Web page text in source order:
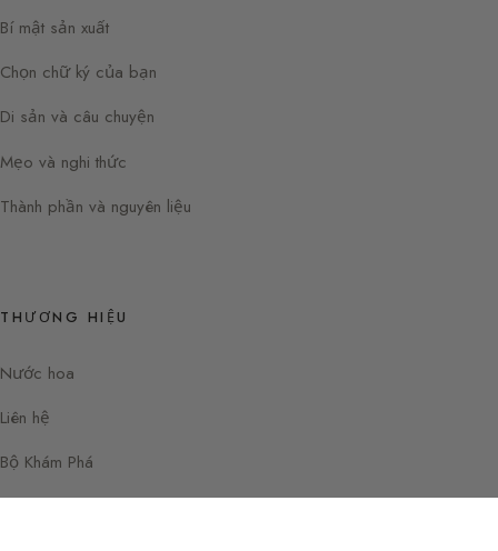
Bí mật sản xuất
Chọn chữ ký của bạn
Di sản và câu chuyện
Mẹo và nghi thức
Thành phần và nguyên liệu
THƯƠNG HIỆU
Nước hoa
Liên hệ
Bộ Khám Phá